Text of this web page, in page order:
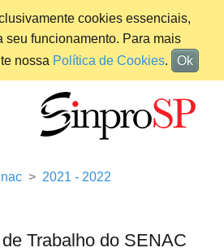
cookies essenciais,
seu funcionamento. Para mais
nossa Política de Cookies. Ok
2021 - 2022
Trabalho do SENAC